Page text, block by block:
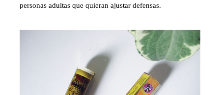
personas adultas que quieran ajustar defensas.